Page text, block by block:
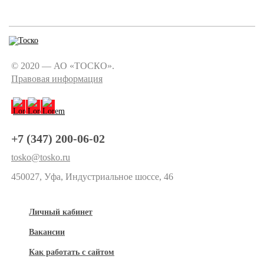
© 2020 — АО «ТОСКО».
Правовая информация
+7 (347) 200-06-02
tosko@tosko.ru
450027, Уфа, Индустриальное шоссе, 46
Личный кабинет
Вакансии
Как работать с сайтом